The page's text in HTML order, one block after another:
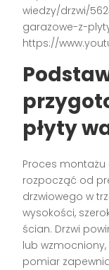
wiedzy/drzwi/
garazowe-z-
https://
płyty
Proces montażu
rozpocząć od
drzwiowego w
wysokości,
ścian. Drzwi
lub
pomiar